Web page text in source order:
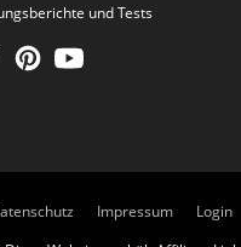
und Tests
Impressum
Login